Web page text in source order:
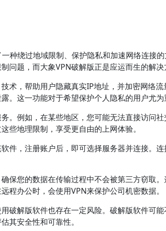
种绕过地域限制、保护隐私和加速网络连接
问题，而大象VPN破解版正是应运而生的解决
术，帮助用户隐藏真实IP地址，并加密网络
。这一功能对于希望保护个人隐私的用户尤为
。例如，在某些地区，您可能无法直接访问
些地理限制，享受更自由的上网体验。
件，注册账户后，即可选择服务器并连接。连
保您的数据在传输过程中不会被第三方窃取
程办公时，会使用VPN来保护公司机密数据。
破解版软件也存在一定风险。破解版软件可
其安全性和可靠性。